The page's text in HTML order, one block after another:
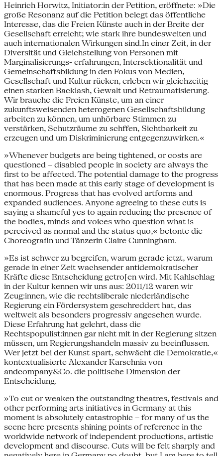
Heinrich Horwitz, Initiator:in der Petition, eröffnete: »Die
große Resonanz auf die Petition belegt das öffentliche
Interesse, das die Freien Künste auch in der Breite der
Gesellschaft erreicht; wie stark ihre bundesweiten und
auch internationalen Wirkungen sind.In einer Zeit, in der
Diversität und Gleichstellung von Personen mit
Marginalisierungs- erfahrungen, Intersektionalität und
Gemeinschaftsbildung in den Fokus von Medien,
Gesellschaft und Kultur rücken, erleben wir gleichzeitig
einen starken Backlash, Gewalt und Retraumatisierung.
Wir brauche die Freien Künste, um an einer
zukunftsweisenden heterogenen Gesellschaftsbildung
arbeiten zu können, um unhörbare Stimmen zu
verstärken, Schutzräume zu schffen, Sichtbarkeit zu
erzeugen und um Diskriminierung entgegenzuwirken.«
»Whenever budgets are being tightened, or costs are
questioned – disabled people in society are always the
first to be affected. The potential damage to the progress
that has been made at this early stage of development is
enormous. Progress that has evolved artforms and
expanded audiences. Anyone agreeing to these cuts is
saying a shameful yes to again reducing the presence of
the bodies, minds and voices who question what is
perceived as normal and the status quo,« betonte die
Choreografin und Tänzerin Claire Cunningham.
»Es ist schwer zu begreifen, warum gerade jetzt, warum
gerade in einer Zeit wachsender antidemokratischer
Kräfte diese Entscheidung getro[en wird. Mit Kahlschlag
in der Kultur kennen wir uns aus: 2011/12 waren wir
Zeug:innen, wie die rechtsliberale niederländische
Regierung ein Fördersystem geschreddert hat, das
weltweit als besonders progressiv angesehen wurde.
Diese Erfahrung hat gelehrt, dass die
Rechtspopulist:innen gar nicht mit in der Regierung sitzen
müssen, um Regierungshandeln massiv zu beeinflussen.
Wer jetzt bei der Kunst spart, schwächt die Demokratie,«
kontextualisierte Alexander Karschnia von
andcompany&Co. die politische Dimension der
Entscheidung.
»To cut or weaken the outstanding theatres, festivals and
other performing arts initiatives in Germany at this
moment is absolutely catastrophic – for many of us the
scene here presents shining points of reference in the
worldwide network of independent productions, artistic
development and discourse. Cuts will be felt sharply and